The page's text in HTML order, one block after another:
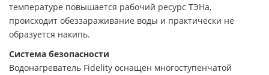
температуре повышается рабочий ресурс ТЭНа,
происходит обеззараживание воды и практически не
образуется накипь.
Система безопасности
Водонагреватель Fidelity оснащен многоступенчатой